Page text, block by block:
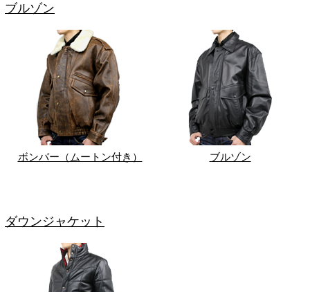
ブルゾン
ボンバー（ムートン付き） ブルゾン
ダウンジャケット